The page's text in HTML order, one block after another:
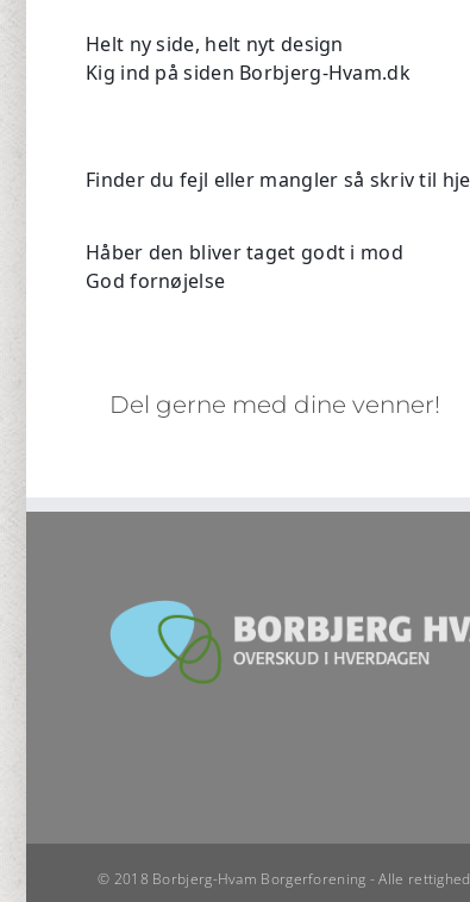
Helt ny side, helt nyt design
Kig ind på siden Borbjerg-Hvam.dk
Finder du fejl eller mangler så skriv til
Håber den bliver taget godt i mod
God fornøjelse
Del gerne med dine venner!
© 2018 Borbjerg-Hvam Borgerforening - Alle